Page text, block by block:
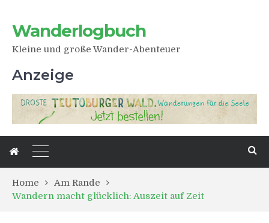
Wanderlogbuch
Kleine und große Wander-Abenteuer
Anzeige
Home
Am Rande
Wandern macht glücklich: Auszeit auf Zeit